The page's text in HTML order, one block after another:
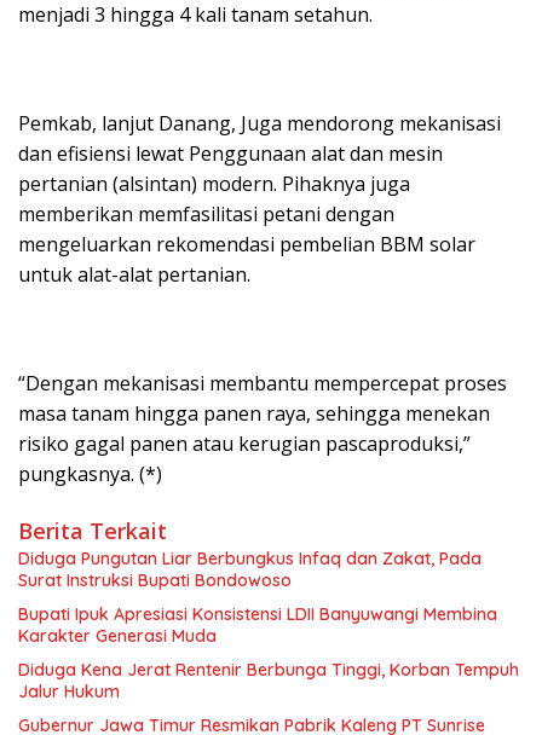
menjadi 3 hingga 4 kali tanam setahun.
Pemkab, lanjut Danang, Juga mendorong mekanisasi
dan efisiensi lewat Penggunaan alat dan mesin
pertanian (alsintan) modern. Pihaknya juga
memberikan memfasilitasi petani dengan
mengeluarkan rekomendasi pembelian BBM solar
untuk alat-alat pertanian.
“Dengan mekanisasi membantu mempercepat proses
masa tanam hingga panen raya, sehingga menekan
risiko gagal panen atau kerugian pascaproduksi,”
pungkasnya. (*)
Berita Terkait
Diduga Pungutan Liar Berbungkus Infaq dan Zakat, Pada
Surat Instruksi Bupati Bondowoso
Bupati Ipuk Apresiasi Konsistensi LDII Banyuwangi Membina
Karakter Generasi Muda
Diduga Kena Jerat Rentenir Berbunga Tinggi, Korban Tempuh
Jalur Hukum
Gubernur Jawa Timur Resmikan Pabrik Kaleng PT Sunrise